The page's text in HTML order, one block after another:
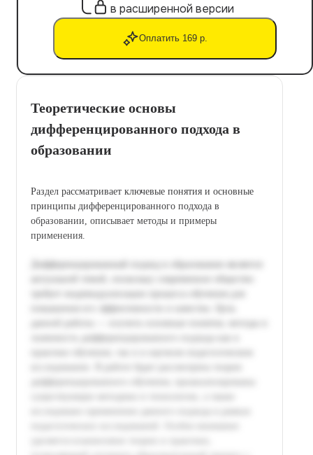
в расширенной версии
Оплатить 169 р.
Теоретические основы
дифференцированного подхода в
образовании
Раздел рассматривает ключевые понятия и основные
принципы дифференцированного подхода в
образовании, описывает методы и примеры
применения.